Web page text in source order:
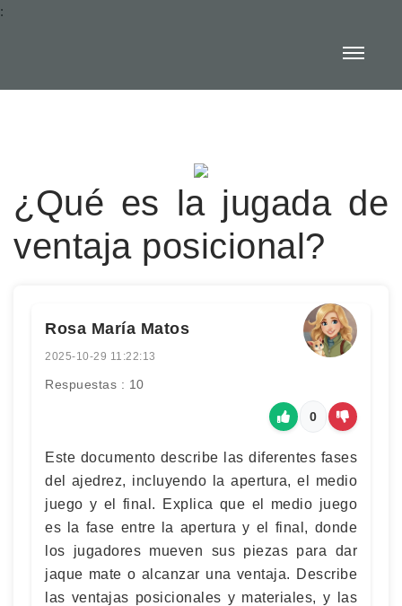
:
¿Qué es la jugada de
ventaja posicional?
Rosa María Matos
2025-10-29 11:22:13
Respuestas : 10
0
Este documento describe las diferentes fases
del ajedrez, incluyendo la apertura, el medio
juego y el final. Explica que el medio juego
es la fase entre la apertura y el final, donde
los jugadores mueven sus piezas para dar
jaque mate o alcanzar una ventaja. Describe
las ventajas posicionales y materiales, y las